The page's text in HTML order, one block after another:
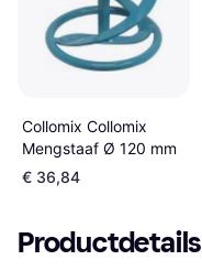
Collomix Collomix
Mengstaaf Ø 120 mm
€ 36,84
Productdetails